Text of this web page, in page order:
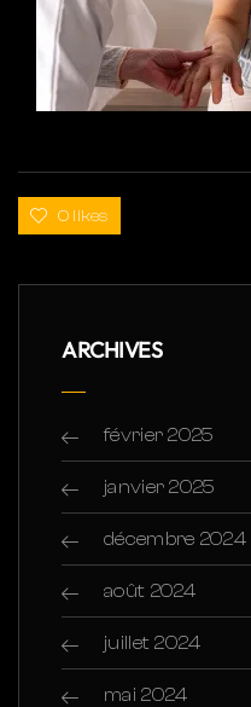
0 likes
ARCHIVES
février 2025
janvier 2025
décembre 2024
août 2024
juillet 2024
mai 2024